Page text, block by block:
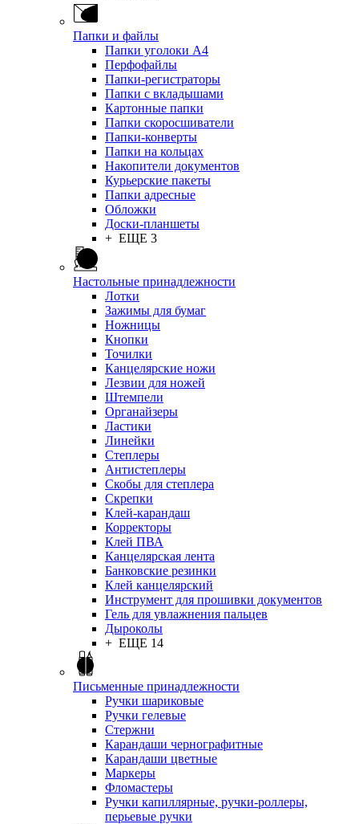
Папки и файлы
Папки уголоки А4
Перфофайлы
Папки-регистраторы
Папки с вкладышами
Картонные папки
Папки скоросшиватели
Папки-конверты
Папки на кольцах
Накопители документов
Курьерские пакеты
Папки адресные
Обложки
Доски-планшеты
+ ЕЩЕ 3
Настольные принадлежности
Лотки
Зажимы для бумаг
Ножницы
Кнопки
Точилки
Канцелярские ножи
Лезвии для ножей
Штемпели
Органайзеры
Ластики
Линейки
Степлеры
Антистеплеры
Скобы для степлера
Скрепки
Клей-карандаш
Корректоры
Клей ПВА
Канцелярская лента
Банковские резинки
Клей канцелярский
Инструмент для прошивки документов
Гель для увлажнения пальцев
Дыроколы
+ ЕЩЕ 14
Письменные принадлежности
Ручки шариковые
Ручки гелевые
Стержни
Карандаши чернографитные
Карандаши цветные
Маркеры
Фломастеры
Ручки капиллярные, ручки-роллеры,
перьевые ручки